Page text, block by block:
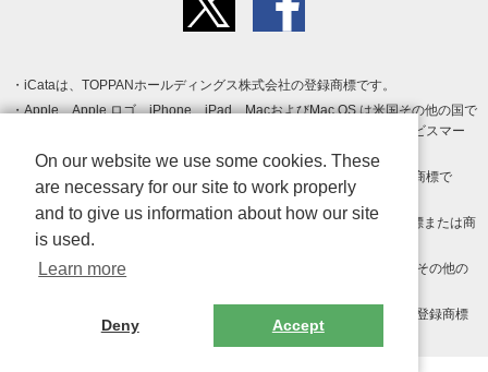
iCataは、TOPPANホールディングス株式会社の登録商標です。
Apple、Apple ロゴ、iPhone、iPad、MacおよびMac OS は米国その他の国で
登録された Apple Inc. の商標です。App Store は Apple Inc. のサービスマー
クです。
Android、Google Play および Google Play ロゴ は Google LLC の商標で
す。
Windows は Microsoft Inc.の米国およびその他の国における登録商標または商
標です。
Adobe、Adobe Reader、Adobe PDF は、Adobe Inc.の米国およびその他の
その他、記載されている会社名、商品名、ロゴは各社の商標または登録商標
On our website we use some cookies. These
are necessary for our site to work properly
and to give us information about how our site
is used.
Learn more
Deny Accept